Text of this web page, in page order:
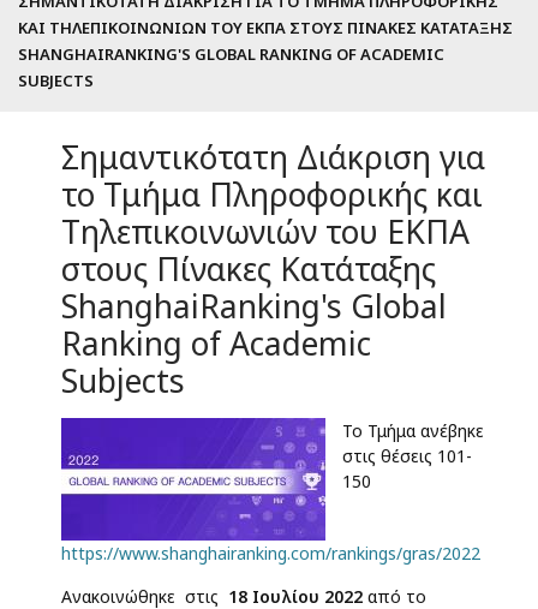
ΚΑΙ ΤΗΛΕΠΙΚΟΙΝΩΝΙΏΝ ΤΟΥ ΕΚΠΑ ΣΤΟΥΣ ΠΊΝΑΚΕΣ ΚΑΤΆΤΑΞΗΣ
SHANGHAIRANKING'S GLOBAL RANKING OF ACADEMIC
SUBJECTS
Σημαντικότατη Διάκριση για
το Τμήμα Πληροφορικής και
Τηλεπικοινωνιών του ΕΚΠΑ
στους Πίνακες Κατάταξης
ShanghaiRanking's Global
Ranking of Academic
Subjects
Το Τμήμα ανέβηκε
στις θέσεις 101-
150
https://www.shanghairanking.com/rankings/gras/2022
Ανακοινώθηκε στις 18 Ιουλίου 2022από το